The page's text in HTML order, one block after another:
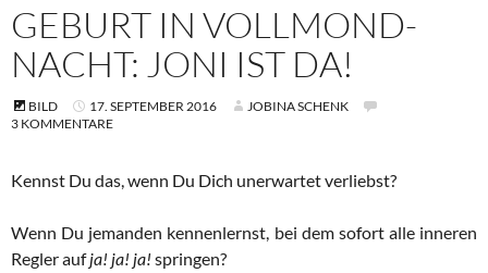
GEBURT IN VOLLMOND-
NACHT: JONI IST DA!
BILD 17. SEPTEMBER 2016
JOBINA SCHENK
3 KOMMENTARE
Kennst Du das, wenn Du Dich unerwartet verliebst?
Wenn Du jemanden kennenlernst, bei dem sofort alle inneren
Regler aufja! ja! ja! springen?